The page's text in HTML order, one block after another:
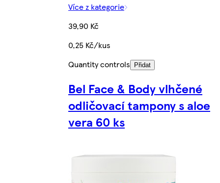
Více z kategorie
39,90 Kč
0,25 Kč/kus
Quantity controls
Přidat
Bel Face & Body vlhčené
odličovací tampony s aloe
vera 60 ks